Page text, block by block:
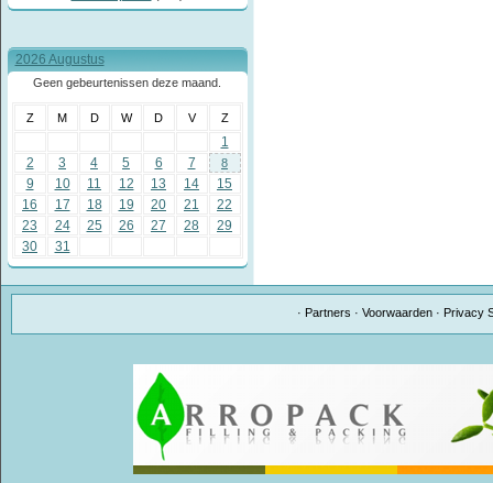
2026 Augustus
Geen gebeurtenissen deze maand.
Z M D W D V Z
1
2
3 4 5 6 7 8
9 10 11 12 13 14
15
16
17 18 19 20 21
22
23
24 25 26 27 28
29
30
31
· Partners ·Voorwaarden · Privacy